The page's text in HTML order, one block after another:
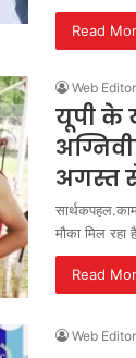
Read
Web Editor
यूपी के
अगस्त
मौका मिल रहा
Read
Web Editor